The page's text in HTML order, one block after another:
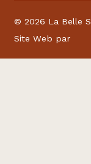
© 2026 La Belle
Site Web par